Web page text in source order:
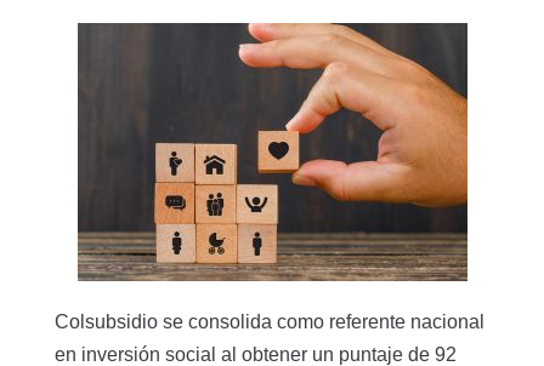
Colsubsidio se consolida como referente nacional
en inversión social al obtener un puntaje de 92